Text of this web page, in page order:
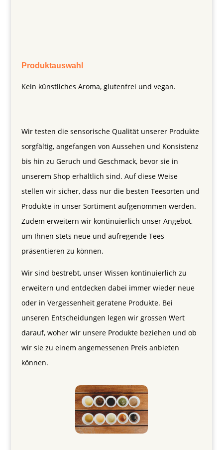
Produktauswahl
Kein künstliches Aroma, glutenfrei und vegan.
Wir testen die sensorische Qualität unserer Produkte
sorgfältig, angefangen von Aussehen und Konsistenz
bis hin zu Geruch und Geschmack, bevor sie in
unserem Shop erhältlich sind. Auf diese Weise
stellen wir sicher, dass nur die besten Teesorten und
Produkte in unser Sortiment aufgenommen werden.
Zudem erweitern wir kontinuierlich unser Angebot,
um Ihnen stets neue und aufregende Tees
präsentieren zu können.
Wir sind bestrebt, unser Wissen kontinuierlich zu
erweitern und entdecken dabei immer wieder neue
oder in Vergessenheit geratene Produkte. Bei
unseren Entscheidungen legen wir grossen Wert
darauf, woher wir unsere Produkte beziehen und ob
wir sie zu einem angemessenen Preis anbieten
können.